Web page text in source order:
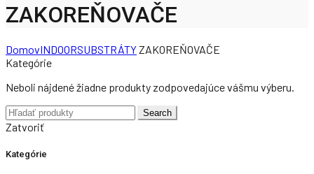
ZAKOREŇOVAČE
DomovINDOORSUBSTRÁTYZAKOREŇOVAČE
Kategórie
Neboli nájdené žiadne produkty zodpovedajúce vášmu výberu.
Search
for:
Search
Zatvoriť
Kategórie